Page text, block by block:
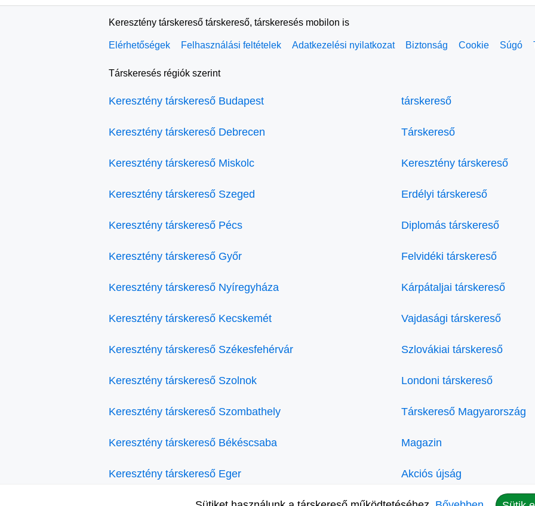
Keresztény társkereső társkereső, társkeresés mobilon is
Elérhetőségek Felhasználási feltételek Adatkezelési nyilatkozat Biztonság Cookie Súgó
Társkeresés régiók szerint
Keresztény társkereső Budapest
Keresztény társkereső Debrecen
Keresztény társkereső Miskolc
Keresztény társkereső Szeged
Keresztény társkereső Pécs
Keresztény társkereső Győr
Keresztény társkereső Nyíregyháza
Keresztény társkereső Kecskemét
Keresztény társkereső Székesfehérvár
Keresztény társkereső Szolnok
Keresztény társkereső Szombathely
Keresztény társkereső Békéscsaba
Keresztény társkereső Eger
társkereső
Társkereső
Keresztény társkereső
Erdélyi társkereső
Diplomás társkereső
Felvidéki társkereső
Kárpátaljai társkereső
Vajdasági társkereső
Szlovákiai társkereső
Londoni társkereső
Társkereső Magyarország
Magazin
Akciós újság